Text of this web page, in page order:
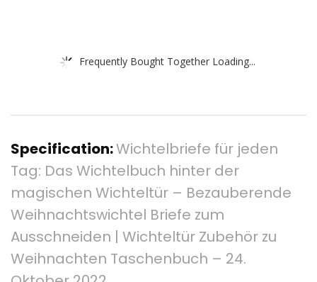
Frequently Bought Together Loading...
Specification:Wichtelbriefe für jeden
Tag: Das Wichtelbuch hinter der
magischen Wichteltür – Bezauberende
Weihnachtswichtel Briefe zum
Ausschneiden | Wichteltür Zubehör zu
Weihnachten Taschenbuch – 24.